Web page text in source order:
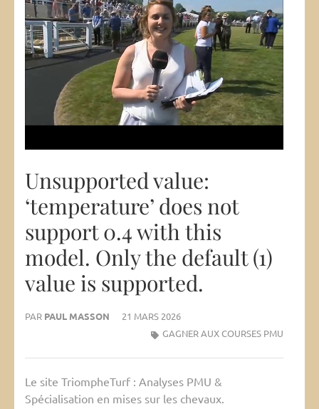
Unsupported value:
‘temperature’ does not
support 0.4 with this
model. Only the default (1)
value is supported.
PAR PAUL MASSON
21 MARS 2026
GAGNER AUX COURSES PMU
Le site TriompheTurf : Analyses PMU &
Spécialisation en mises sur les chevaux.